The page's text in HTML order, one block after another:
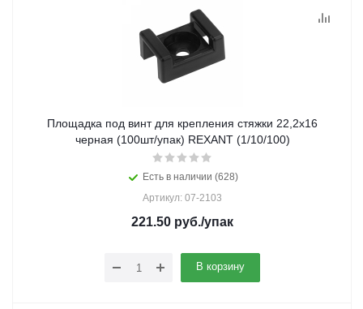
Площадка под винт для крепления стяжки 22,2х16
черная (100шт/упак) REXANT (1/10/100)
Есть в наличии (628)
Артикул: 07-2103
221.50 руб./упак
В корзину